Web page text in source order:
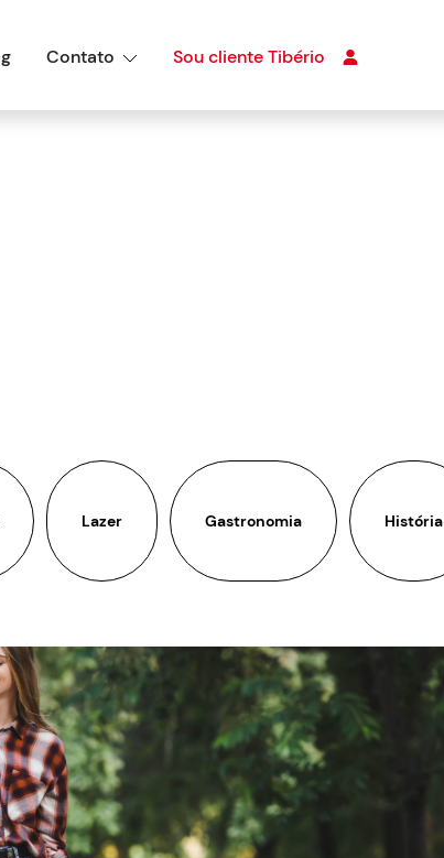
Contato Sou cliente Tibério
Lazer Gastronomia História